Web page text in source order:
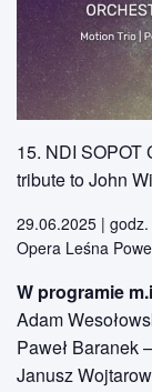
15. NDI SOPOT
tribute to John
29.06.2025 |
Opera Leśna
W programie
Adam
Paweł Baranek
Janusz